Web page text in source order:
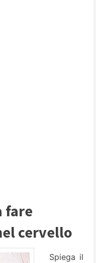
fare
cervello
Spiega il